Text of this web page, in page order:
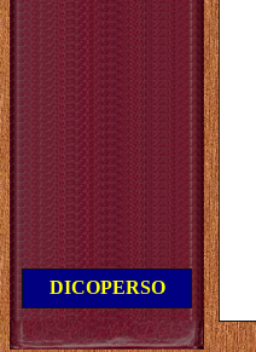
DICOPERSO